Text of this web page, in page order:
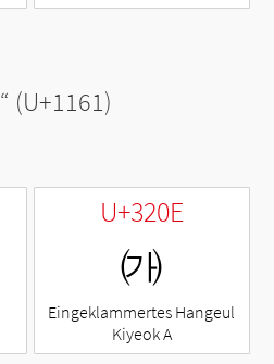
“ (U+1161)
U+320E
㈎
Eingeklammertes Hangeul
Kiyeok A